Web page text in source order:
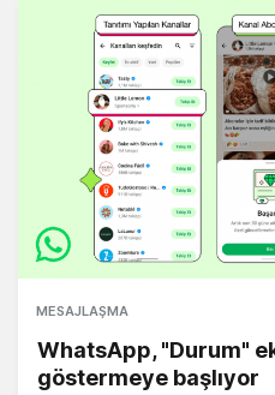
MESAJLAŞMA
WhatsApp, "Durum"
göstermeye başlıyor